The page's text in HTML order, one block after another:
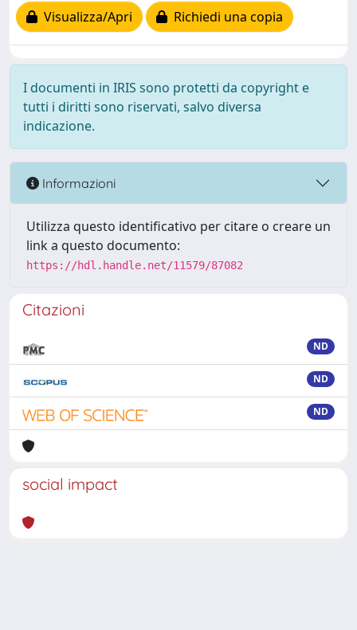
Visualizza/Apri
Richiedi una copia
I documenti in IRIS sono protetti da copyright e
tutti i diritti sono riservati, salvo diversa
indicazione.
Informazioni
Utilizza questo identificativo per citare o creare un
link a questo documento:
https://hdl.handle.net/11579/87082
Citazioni
ND
ND
ND
social impact